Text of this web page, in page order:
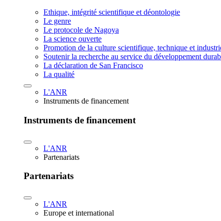
Ethique, intégrité scientifique et déontologie
Le genre
Le protocole de Nagoya
La science ouverte
Promotion de la culture scientifique, technique et
Soutenir la recherche au service du développement
La déclaration de San Francisco
La qualité
L'ANR
Instruments de financement
Instruments de financement
L'ANR
Partenariats
Partenariats
L'ANR
Europe et international